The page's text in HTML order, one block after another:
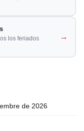
los feriados
→
de 2026